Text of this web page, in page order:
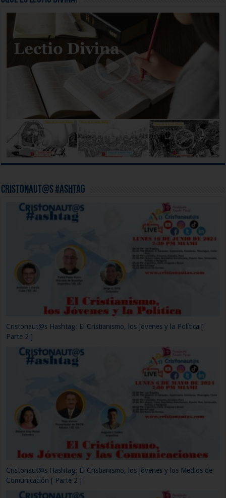
Cristonaut@s #ashtag
Cristonaut@s Hashtag: El Cristianismo, los Jóvenes y los Medios de
Comunicación
La Tecnología, un problema para los jóvenes.